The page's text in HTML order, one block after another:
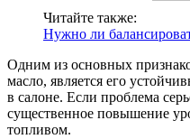
Читайте также:
Нужно ли
Одним из основных
масло, является его
в салоне. Если проблема
существенное повышение
топливом.